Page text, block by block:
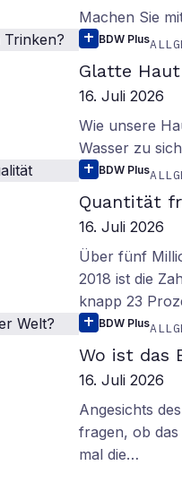
Machen Sie
BDW Plus
Glatte
16. Juli 2026
Wie unsere
Wasser zu
BDW Plus
Quantität
16. Juli 2026
Über fünf
2018 ist die
knapp 23
BDW Plus
Wo ist das
16. Juli 2026
Angesichts
fragen, ob
mal die…